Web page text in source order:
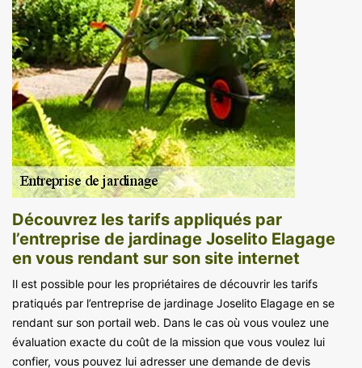
Découvrez les tarifs appliqués par
l’entreprise de jardinage Joselito Elagage
en vous rendant sur son site internet
Il est possible pour les propriétaires de découvrir les tarifs
pratiqués par l’entreprise de jardinage Joselito Elagage en se
rendant sur son portail web. Dans le cas où vous voulez une
évaluation exacte du coût de la mission que vous voulez lui
confier, vous pouvez lui adresser une demande de devis